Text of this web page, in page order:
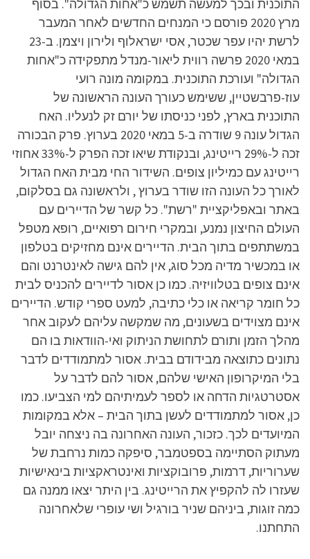
התוכנית ובכך למעשה תשמש כ"אחות הגדולה". בסוף
מרץ 2020 פורסם כי המנחים החדשים לאחר המעבר
לרשת יהיו עפר שכטר, אסי ישראלוף ולירון ויצמן. ב-23
במאי 2020 פרשה רווית ליאור-מנדל מתפקידה כ"אחות
הגדולה" ועורכת התוכנית. במקומה מונה רועי
עוז-פרבשטיין, ששימש כעורך העונה הראשונה של
התוכנית בארץ, לפני כניסתו של יורם זק לנעליו. האח
הגדול עונה 9 שודרה ב-5 במאי 2020 בערוץ. פרק הבכורה
זכה ל-29% רייטינג, ובנקודת שיאו זכה הפרק ל-33% אחוזי
רייטינג עם כמיליון צופים. השידור החי מבית האח הגדול
לאורך כל העונה הזו שודר בערוץ , ולראשונה גם בסלקום,
באתר ובאפליקציית "רשת". כל קשר של הדיירים עם
העולם החיצון נמנע, ובמקרי חירום רפואיים, רופא מטפל
במשתתפים בתוך הבית. הדיירים אינם מחזיקים בטלפון
או במכשיר מדיה מכל סוג, אין להם גישה לאינטרנט והם
אינם צופים בטלוויזיה. כמו כן אסור לדיירים להכניס לבית
כל חומר קריאה או כלי כתיבה, למעט ספרי קודש. הדיירים
אינם מצוידים בשעונים, מה שמקשה עליהם לעקוב אחר
מהלך הזמן ותורם לתחושת הניתוק ואי-הוודאות בו הם
נתונים כתוצאה מבידודם בבית. אסור למתמודדים לדבר
בלי המיקרופון האישי שלהם, אסור להם לדבר על
אסטרטגיות הדחה או לספר לעמיתיהם למי הצביעו. כמו
כן, אסור למתמודדים לעשן בתוך הבית – אלא במקומות
המיועדים לכך. כזכור, העונה האחרונה בה ניצחה יובל
מעתוק הסתיימה בספטמבר, סיפקה כמות נרחבת של
שערוריות, דרמות, פרובוקציות ואינטראקציות בינאישיות
שעזרו לה להקפיץ את הרייטינג. בין היתר יצאו ממנה גם
כמה זוגות, ביניהם שניר בורגיל ושי עופרי שלאחרונה
התחתנו.